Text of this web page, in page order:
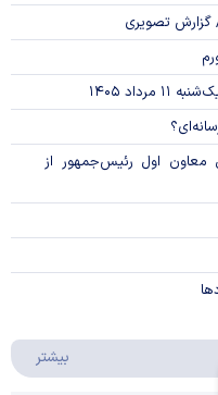
گزارش تصویری
۱۴۰۵
معاون اول رئیس‌جمهور از
بیشتر